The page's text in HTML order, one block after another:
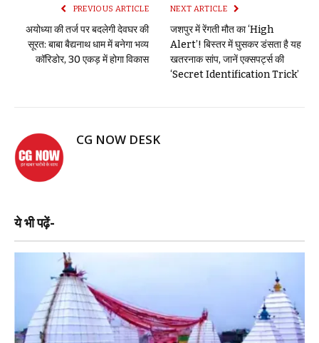
PREVIOUS ARTICLE
अयोध्या की तर्ज पर बदलेगी देवघर की
सूरत: बाबा बैद्यनाथ धाम में बनेगा भव्य
कॉरिडोर, 30 एकड़ में होगा विकास
NEXT ARTICLE
जशपुर में रेंगती मौत का ‘High
Alert’! बिस्तर में घुसकर डंसता है यह
खतरनाक सांप, जानें एक्सपर्ट्स की
‘Secret Identification Trick’
CG NOW DESK
ये भी पढ़ें-